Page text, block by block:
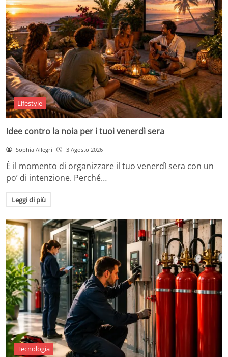
Lifestyle
Idee contro la noia per i tuoi venerdì sera
Sophia Allegri 3 Agosto 2026
È il momento di organizzare il tuo venerdì sera con un
po’ di intenzione. Perché…
Leggi di più
Tecnologia